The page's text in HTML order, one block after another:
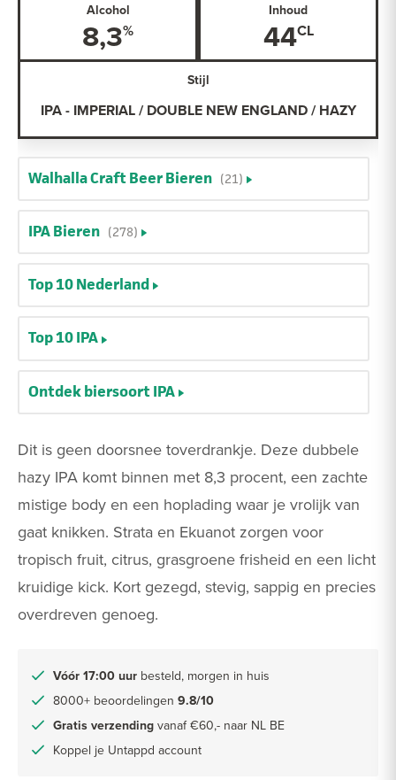
Dit is geen doorsnee toverdrankje. Deze dubbele
hazy IPA komt binnen met 8,3 procent, een zachte
mistige body en een hoplading waar je vrolijk van
gaat knikken. Strata en Ekuanot zorgen voor
tropisch fruit, citrus, grasgroene frisheid en een licht
kruidige kick. Kort gezegd, stevig, sappig en precies
overdreven genoeg.
Vóór 17:00 uur besteld, morgen in huis
8000+ beoordelingen 9.8/10
Gratis verzending vanaf €60,- naar NL BE
Koppel je Untappd account
Alcohol
8,3
Inhoud
44
Stijl
IPA - IMPERIAL / DOUBLE NEW ENGLAND / HAZY
Walhalla Craft Beer Bieren (21)
IPA Bieren (278)
Top 10 Nederland
Top 10 IPA
Ontdek biersoort IPA